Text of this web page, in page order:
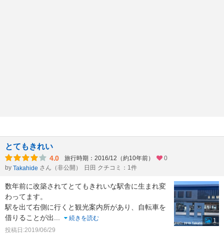
とてもきれい
4.0 旅行時期：2016/12（約10年前）
0
by Takahide さん（非公開） 日田 クチコミ：1件
数年前に改築されてとてもきれいな駅舎に生まれ変
わってます。
駅を出て右側に行くと観光案内所があり、自転車を
借りることが出
続きを読む
投稿日:2019/06/29
1